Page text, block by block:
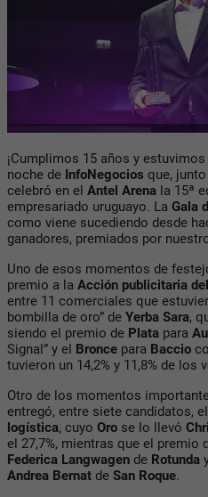
¡Cumplimos 15 años y
noche de InfoNegocios que,
celebró en el Antel Arena la 15ª
empresariado uruguayo. La Gala
como viene sucediendo desde
ganadores, premiados por
Uno de esos momentos de
premio a la Acción publicitaria
entre 11 comerciales que
bombilla de oro” de Yerba Sara,
siendo el premio de Plata para
Signal” y el Bronce para Baccio
tuvieron un 14,2% y 11,8% de los
Otro de los momentos
entregó, entre siete candidatos,
logística, cuyo Oro se lo llevó
el 27,7%, mientras que el premio
Federica Langwagen de Rotunda
Andrea Bernat de San Roque.